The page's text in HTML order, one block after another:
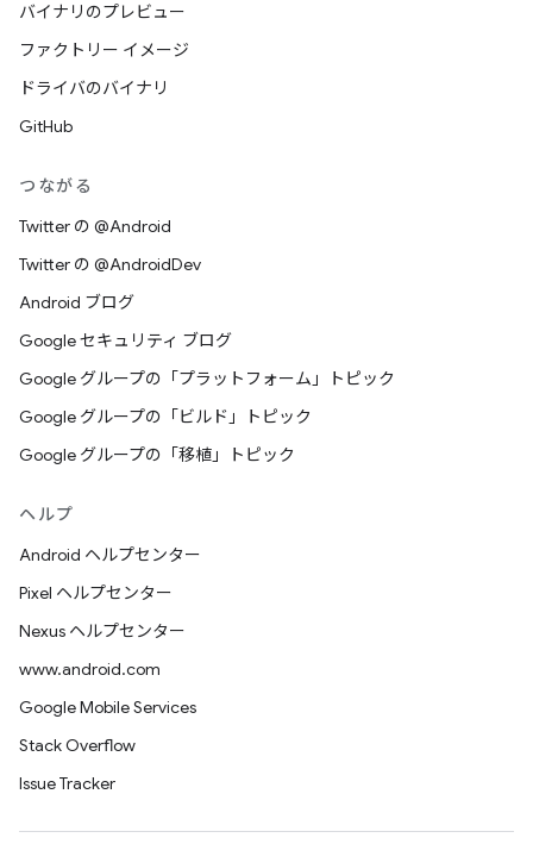
バイナリのプレビュー
ファクトリー イメージ
ドライバのバイナリ
GitHub
つながる
Twitter の @Android
Twitter の @AndroidDev
Android ブログ
Google セキュリティ ブログ
Google グループの「プラットフォーム」トピック
Google グループの「ビルド」トピック
Google グループの「移植」トピック
ヘルプ
Android ヘルプセンター
Pixel ヘルプセンター
Nexus ヘルプセンター
www.android.com
Google Mobile Services
Stack Overflow
Issue Tracker